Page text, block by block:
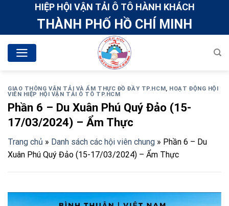
HIỆP HỘI VẬN TẢI Ô TÔ HÀNH KHÁCH
THÀNH PHỐ HỒ CHÍ MINH
GIAO THÔNG VẬN TẢI VÀ ẨM THỰC ĐỒ ĐẦY TP.HCM, HOẠT ĐỘNG HỘI
VIÊN HIỆP HỘI VẬN TẢI Ô TÔ TP.HCM
Phần 6 – Du Xuân Phú Quý Đảo (15-
17/03/2024) – Ẩm Thực
Trang chủ » Danh sách các hội viên chung » Phần 6 – Du
Xuân Phú Quý Đảo (15-17/03/2024) – Ẩm Thực